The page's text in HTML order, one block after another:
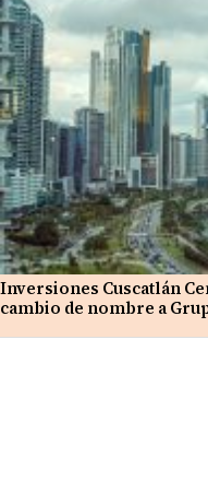
Inversiones Cuscatlán
cambio de nombre a